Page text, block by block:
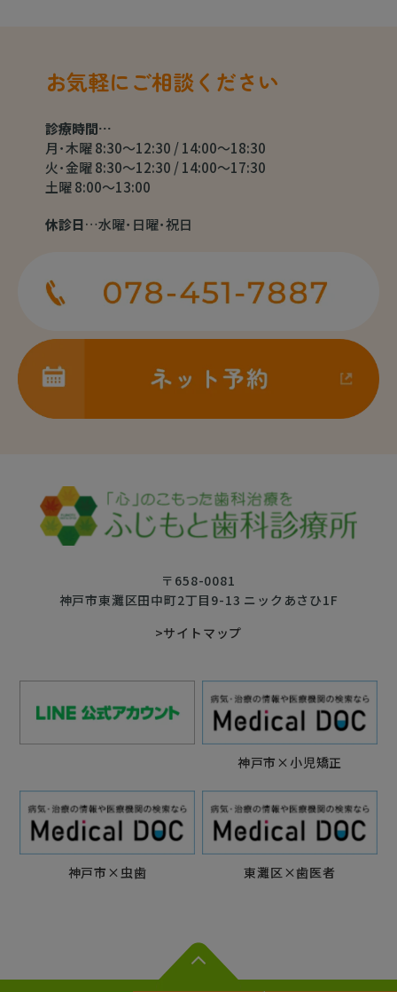
お気軽にご相談ください
診療時間…
月･木曜 8:30～12:30 / 14:00～18:30
火･金曜 8:30～12:30 / 14:00～17:30
土曜 8:00～13:00
休診日…水曜･日曜･祝日
〒658-0081
神戸市東灘区田中町2丁目9-13 ニックあさひ1F
>サイトマップ
神戸市×小児矯正
神戸市×虫歯 東灘区×歯医者